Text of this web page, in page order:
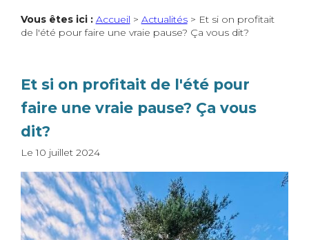
Vous êtes ici : Accueil > Actualités> Et si on profitait
de l'été pour faire une vraie pause? Ça vous dit?
Et si on profitait de l'été pour
faire une vraie pause? Ça vous
dit?
Le10 juillet 2024